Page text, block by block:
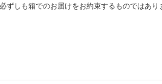
ずしも箱でのお届けをお約束するものではあ